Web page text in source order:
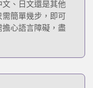
、日文還是其他
簡單幾步，即可
心語言障礙，盡